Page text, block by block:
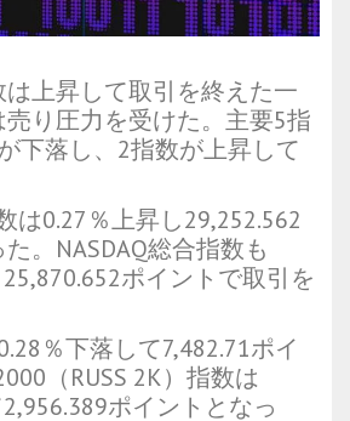
上昇して取引を終えた一
り圧力を受けた。主要5指
下落し、2指数が上昇して
は0.27％上昇し29,252.562
。NASDAQ総合指数も
ポイントで取引を
％下落して7,482.71ポイ
（RUSS 2K）指数は
ポイントとなっ